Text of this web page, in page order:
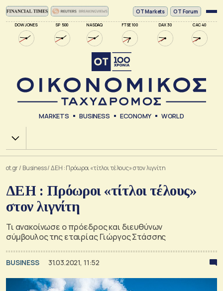
DOW JONES SP 500 NASDAQ FTSE 100 DAX 30 CAC 40
ΟΤ Markets OT Forum
MARKETS BUSINESS ECONOMY WORLD
Χ.Α.
ot.gr/ Business/ΔΕΗ : Πρόωροι «τίτλοι τέλους» στον λιγνίτη
ΔΕΗ : Πρόωροι «τίτλοι τέλους»
στον λιγνίτη
Τι ανακοίνωσε ο πρόεδρος και διευθύνων
σύμβουλος της εταιρίας Γιώργος Στάσσης
BUSINESS 31.03.2021, 11:52